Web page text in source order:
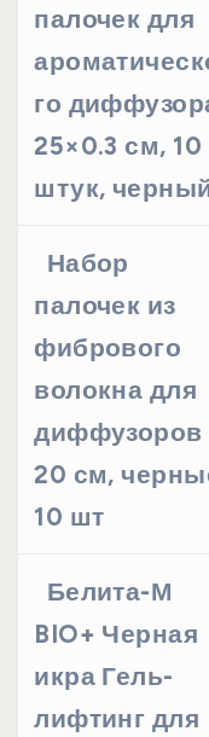
палочек для
го
25×0.3 см, 10
штук,
Набор
палочек из
фибрового
волокна для
диффузоров
20 см,
10 шт
Белита-М
BIO+ Черная
икра Гель-
лифтинг для